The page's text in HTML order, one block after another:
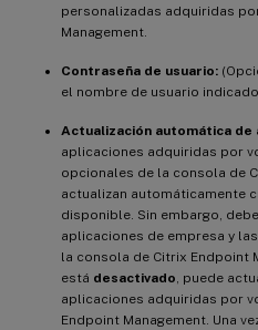
personalizadas adquiridas
Management.
Contraseña de usuario:
el nombre de usuario
Actualización automática de
aplicaciones adquiridas por
opcionales de la consola de
actualizan automáticamente
disponible. Sin embargo,
aplicaciones de empresa y
la consola de Citrix Endpoint
está desactivado, puede
aplicaciones adquiridas por
Endpoint Management. Una